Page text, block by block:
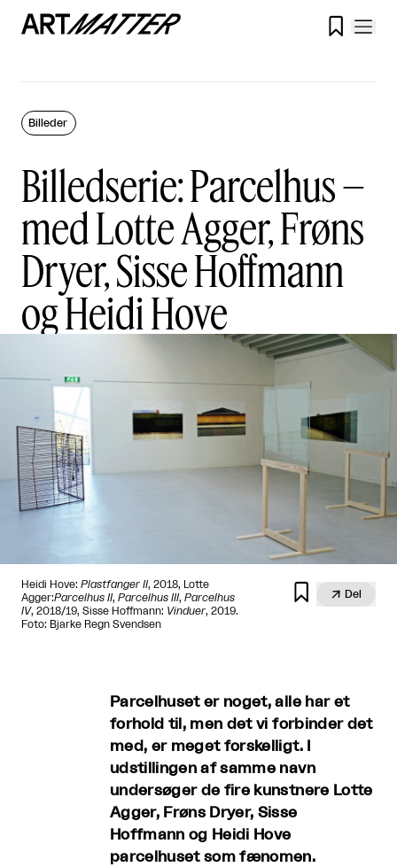

Billedserie: Parcelhus –
med Lotte Agger, Frøns
Dryer, Sisse Hoffmann
og Heidi Hove
Billeder
Heidi Hove: Plastfanger II, 2018, Lotte
Agger:Parcelhus II, Parcelhus III, Parcelhus
IV, 2018/19, Sisse Hoffmann: Vinduer, 2019.
Foto: Bjarke Regn Svendsen
  Del
Parcelhuset er noget, alle har et
forhold til, men det vi forbinder det
med, er meget forskelligt. I
udstillingen af samme navn
undersøger de fire kunstnere Lotte
Agger, Frøns Dryer, Sisse
Hoffmann og Heidi Hove
parcelhuset som fænomen.